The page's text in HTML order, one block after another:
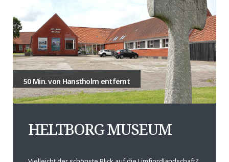
50 Min. von Hanstholm entfernt
HELTBORG MUSEUM